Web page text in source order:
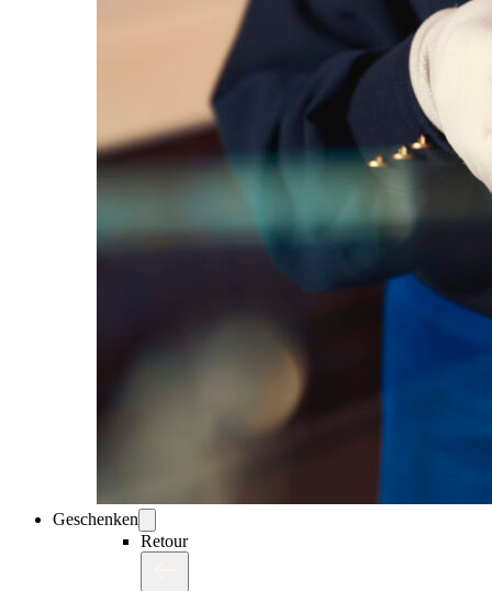
Geschenken
Retour